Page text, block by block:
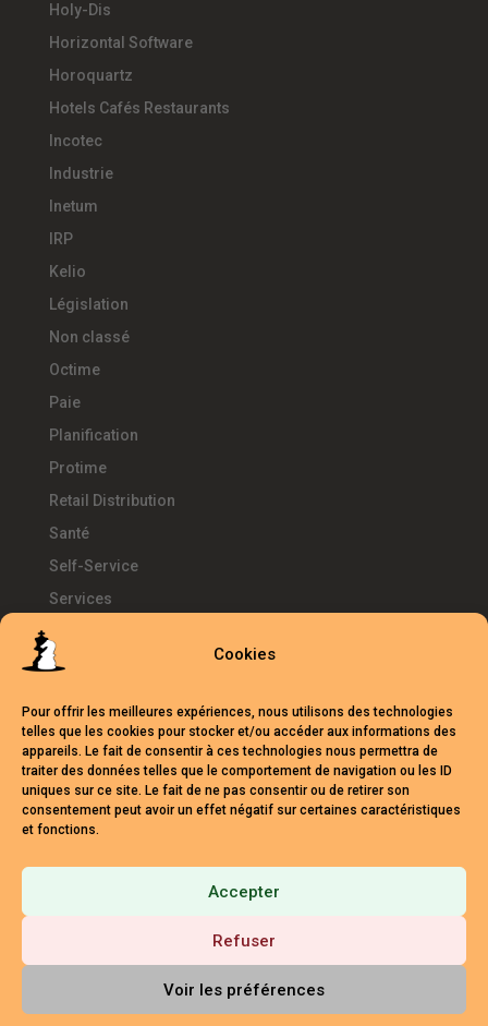
Cookies
Pour offrir les meilleures expériences, nous utilisons des technologies
telles que les cookies pour stocker et/ou accéder aux informations des
appareils. Le fait de consentir à ces technologies nous permettra de
traiter des données telles que le comportement de navigation ou les ID
uniques sur ce site. Le fait de ne pas consentir ou de retirer son
consentement peut avoir un effet négatif sur certaines caractéristiques
et fonctions.
Accepter
Refuser
Voir les préférences
Holy-Dis
Horizontal Software
Horoquartz
Hotels Cafés Restaurants
Incotec
Industrie
Inetum
IRP
Kelio
Législation
Non classé
Octime
Paie
Planification
Protime
Retail Distribution
Santé
Self-Service
Services
Télétravail
Temps d'Avance
UKG
Webinars
Mentions légales
Contact formation
© V2 2025 TEMPS D'AVANCE